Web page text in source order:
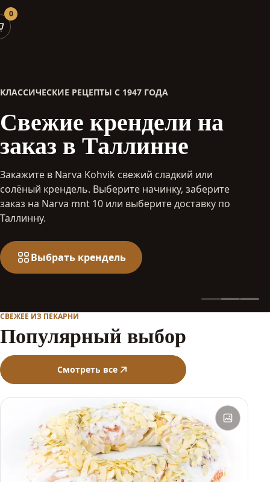
0
КЛАССИЧЕСКИЕ РЕЦЕПТЫ С 1947 ГОДА
Свежие крендели на
заказ в Таллинне
Закажите в Narva Kohvik свежий сладкий или
солёный крендель. Выберите начинку, заберите
заказ на Narva mnt 10 или выберите доставку по
Таллинну.
Выбрать крендель
СВЕЖЕЕ ИЗ ПЕКАРНИ
Популярный выбор
Смотреть все